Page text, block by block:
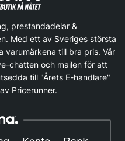
prestandadelar &
Med ett av Sveriges största
varumärkena till bra pris. Vår
chatten och mailen för att
till "Årets E-handlare"
Pricerunner.